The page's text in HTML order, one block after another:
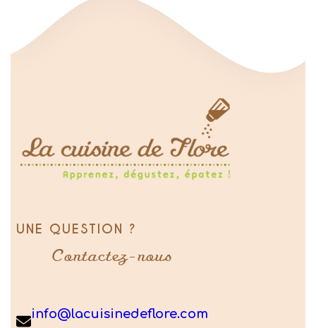
UNE QUESTION ?
Contactez-nous
info@lacuisinedeflore.com